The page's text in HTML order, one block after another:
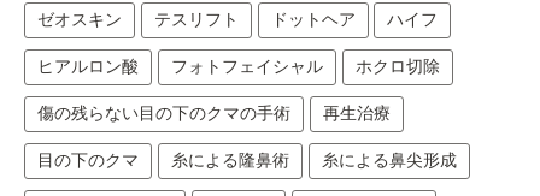
ゼオスキン テスリフト ドットヘア ハイフ
ヒアルロン酸 フォトフェイシャル ホクロ切除
傷の残らない目の下のクマの手術 再生治療
目の下のクマ 糸による隆鼻術 糸による鼻尖形成